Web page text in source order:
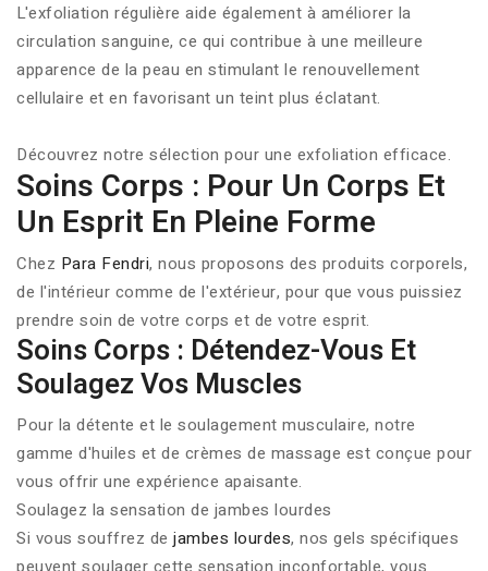
L'exfoliation régulière aide également à améliorer la
circulation sanguine, ce qui contribue à une meilleure
apparence de la peau en stimulant le renouvellement
cellulaire et en favorisant un teint plus éclatant.
Découvrez notre sélection pour une exfoliation efficace.
Soins Corps : Pour Un Corps Et
Un Esprit En Pleine Forme
Chez Para Fendri, nous proposons des produits corporels,
de l'intérieur comme de l'extérieur, pour que vous puissiez
prendre soin de votre corps et de votre esprit.
Soins Corps : Détendez-Vous Et
Soulagez Vos Muscles
Pour la détente et le soulagement musculaire, notre
gamme d'huiles et de crèmes de massage est conçue pour
vous offrir une expérience apaisante.
Soulagez la sensation de jambes lourdes
Si vous souffrez de jambes lourdes, nos gels spécifiques